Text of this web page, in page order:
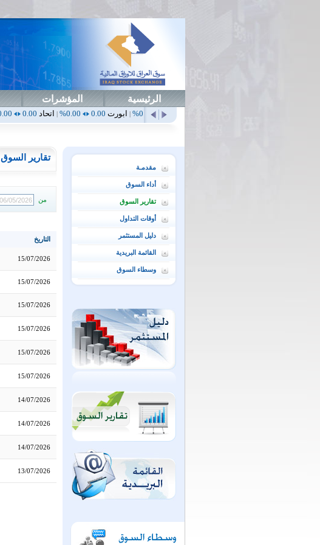
الرئيسية المؤشرات
ابورت0.00
|اتحاد0.00
0.00%
|اثاث0.86
مقدمـة
أداء السوق
تقارير السوق
أوقات التداول
دليل المستثمر
القائمة البريدية
وسطاء السوق
تقارير السوق
من
التاريخ
15/07/2026
15/07/2026
15/07/2026
15/07/2026
15/07/2026
15/07/2026
14/07/2026
14/07/2026
14/07/2026
13/07/2026